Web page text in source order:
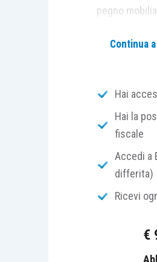
pegno
La
che, a
Infatti, ai
dal debitore
mobili,
2786, cod. civ.
o del
prevede che “
Continua
Hai
Hai la
fiscale
Accedi a
differita)
Ricevi
€